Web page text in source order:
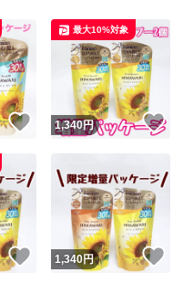
いいね！
1,340円
最大10%対象
いいね！
1,340円